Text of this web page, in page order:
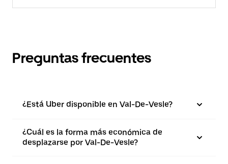
Preguntas frecuentes
¿Está Uber disponible en Val-De-Vesle?
¿Cuál es la forma más económica de
desplazarse por Val-De-Vesle?